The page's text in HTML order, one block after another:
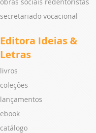
secretariado vocacional
Editora Ideias &
Letras
livros
coleções
lançamentos
ebook
catálogo